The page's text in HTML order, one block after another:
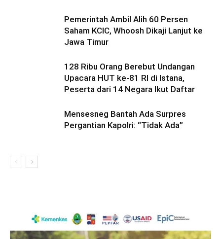
Pemerintah Ambil Alih 60 Persen
Saham KCIC, Whoosh Dikaji Lanjut ke
Jawa Timur
128 Ribu Orang Berebut Undangan
Upacara HUT ke-81 RI di Istana,
Peserta dari 14 Negara Ikut Daftar
Mensesneg Bantah Ada Surpres
Pergantian Kapolri: “Tidak Ada”